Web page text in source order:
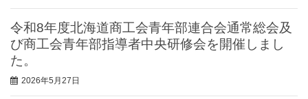
令和8年度北海道商工会青年部連合会通常総会及
び商工会青年部指導者中央研修会を開催しまし
た。
2026年5月27日